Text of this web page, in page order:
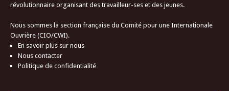
révolutionnaire organisant des travailleur-ses et des jeunes.
Nous sommes la section française du Comité pour une Internationale
Ouvrière (CIO/CWI).
En savoir plus sur nous
Nous contacter
Politique de confidentialité